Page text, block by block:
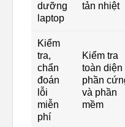
dưỡng
laptop
tản nhiệt
Kiểm
tra,
chẩn
đoán
lỗi
miễn
phí
Kiểm tra
toàn diện
phần
và phần
mềm